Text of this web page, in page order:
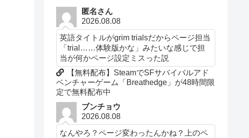
匿名さん
2026.08.08
英語タイトルがgrim trialsだからページ担当
「trial……体験版かな」みたいな感じで担
当が何かページ設定ミスった説
【無料配布】SteamでSFサバイバルアド
ベンチャーゲーム「Breathedge」が48時間限
定で無料配布中
ブンチョウ
2026.08.08
なんやろ？ページ変わったんかね？上のペ